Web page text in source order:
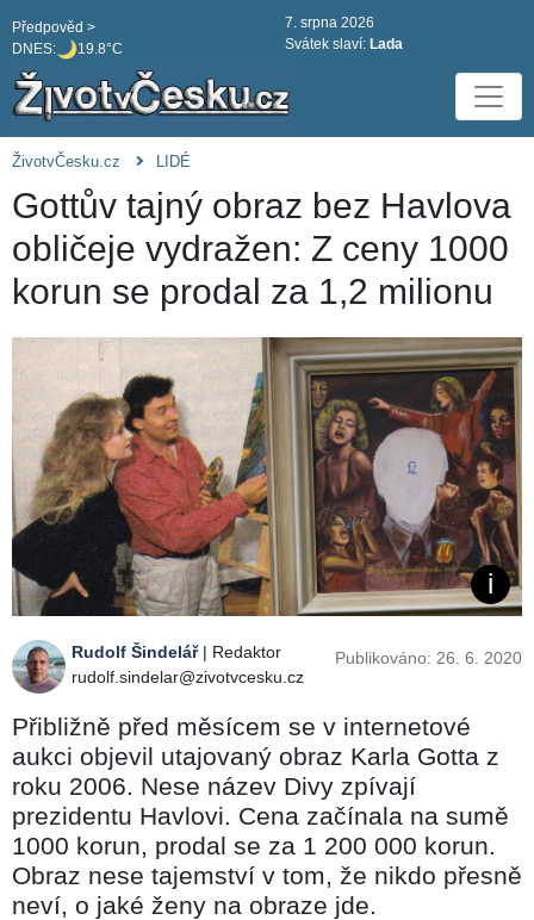
DNES: 19.8°C
Předpověd >
7. srpna 2026
Svátek slaví: Lada
ŽivotvČesku.cz LIDÉ
Gottův tajný obraz bez Havlova
obličeje vydražen: Z ceny 1000
korun se prodal za 1,2 milionu
Rudolf Šindelář| Redaktor
rudolf.sindelar@zivotvcesku.cz
Publikováno: 26. 6. 2020
Přibližně před měsícem se v internetové
aukci objevil utajovaný obraz Karla Gotta z
roku 2006. Nese název Divy zpívají
prezidentu Havlovi. Cena začínala na sumě
1000 korun, prodal se za 1 200 000 korun.
Obraz nese tajemství v tom, že nikdo přesně
neví, o jaké ženy na obraze jde.